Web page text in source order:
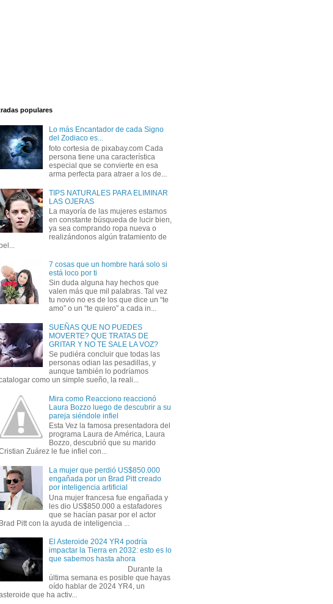
populares
Lo más Encantador de cada Signo
del Zodiaco es...
foto cortesia de pixabay.com Cada
persona tiene una característica
especial que se convierte en esa
arma perfecta para atraer a los de...
TIPS NATURALES PARA ELIMINAR
LAS OJERAS
La mayoría de las mujeres estamos
en constante búsqueda de lucir bien,
ya sea comprando ropa nueva o
realizándonos algún tratamiento de
bel...
7 cosas que un hombre hará solo si
está loco por ti
Sin duda alguna hay hechos que
valen más que mil palabras. Tal vez
tu novio no es de los que dice un “te
amo” o un “te quiero” a cada in...
SUEÑAS QUE NO PUEDES
MOVERTE? QUE TRATAS DE
GRITAR Y NO TE SALE LA VOZ?
Se pudiéra concluir que todas las
personas odian las pesadillas, y
aunque también lo podríamos
como un simple sueño, la reali...
Mira como Reacciono reaccionó
Laura Bozzo luego de descubrir a su
pareja siéndole infiel
Esta Vez la famosa presentadora del
programa Laura de América, Laura
Bozzo, descubrió que su marido
Zuárez le fue infiel con...
La mujer que perdió US$850.000
engañada por un Brad Pitt creado
por inteligencia artificial
Una mujer francesa fue engañada y
les dio US$850.000 a estafadores
que se hacían pasar por el actor
Brad Pitt con la ayuda de inteligencia ...
El Asteroide 2024 YR4 podría
impactar la Tierra en 2032: esto es lo
que sabemos hasta ahora
Durante la
última semana es posible que hayas
oído hablar de 2024 YR4, un
que ha activ...